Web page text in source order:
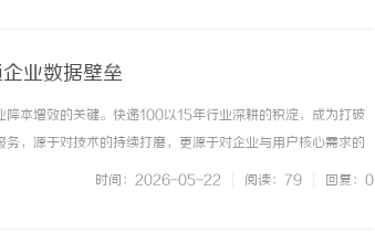
业数据壁垒
本增效的关键。快递100以15年行业深耕的积淀，成为打破
，源于对技术的持续打磨，更源于对企业与用户核心需求的
物流商，将智能、高效的物流服务网络延伸至每一个
时间：2026-05-22 阅读：79 回复：0